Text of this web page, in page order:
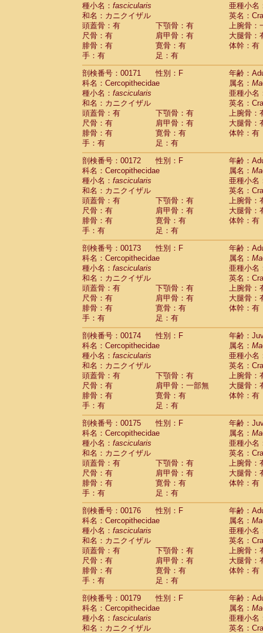
種小名： fascicularis
亜種小名
和名：カニクイザル
英名：
頭蓋骨：有
下顎骨：有
上腕骨：
尺骨：有
肩甲骨：有
大腿骨：
腓骨：有
寛骨：有
体幹：有
手：有
足：有
剖検番号：00171
性別：F
年齢：
科名：Cercopithecidae
属名：
種小名： fascicularis
亜種小名
和名：カニクイザル
英名：
頭蓋骨：有
下顎骨：有
上腕骨：
尺骨：有
肩甲骨：有
大腿骨：
腓骨：有
寛骨：有
体幹：有
手：有
足：有
剖検番号：00172
性別：F
年齢：
科名：Cercopithecidae
属名：
種小名： fascicularis
亜種小名
和名：カニクイザル
英名：
頭蓋骨：有
下顎骨：有
上腕骨：
尺骨：有
肩甲骨：有
大腿骨：
腓骨：有
寛骨：有
体幹：有
手：有
足：有
剖検番号：00173
性別：F
年齢：
科名：Cercopithecidae
属名：
種小名： fascicularis
亜種小名
和名：カニクイザル
英名：
頭蓋骨：有
下顎骨：有
上腕骨：
尺骨：有
肩甲骨：有
大腿骨：
腓骨：有
寛骨：有
体幹：有
手：有
足：有
剖検番号：00174
性別：F
年齢：
科名：Cercopithecidae
属名：
種小名： fascicularis
亜種小名
和名：カニクイザル
英名：
頭蓋骨：有
下顎骨：有
上腕骨：
尺骨：有
肩甲骨：一部無
大腿骨：
腓骨：有
寛骨：有
体幹：有
手：有
足：有
剖検番号：00175
性別：F
年齢：
科名：Cercopithecidae
属名：
種小名： fascicularis
亜種小名
和名：カニクイザル
英名：
頭蓋骨：有
下顎骨：有
上腕骨：
尺骨：有
肩甲骨：有
大腿骨：
腓骨：有
寛骨：有
体幹：有
手：有
足：有
剖検番号：00176
性別：F
年齢：
科名：Cercopithecidae
属名：
種小名： fascicularis
亜種小名
和名：カニクイザル
英名：
頭蓋骨：有
下顎骨：有
上腕骨：
尺骨：有
肩甲骨：有
大腿骨：
腓骨：有
寛骨：有
体幹：有
手：有
足：有
剖検番号：00179
性別：F
年齢：
科名：Cercopithecidae
属名：
種小名： fascicularis
亜種小名
和名：カニクイザル
英名：